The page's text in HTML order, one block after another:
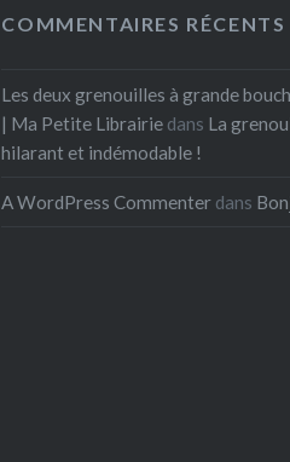
COMMENTAIRES RÉCENTS
Les deux grenouilles à grande
| Ma Petite Librairie dans La
hilarant et indémodable !
A WordPress Commenter dans